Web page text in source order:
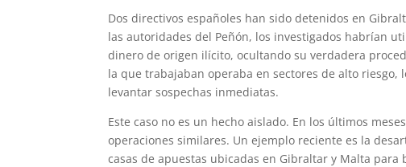
Dos directivos españoles han sido detenidos en
las autoridades del Peñón, los investigados habrían
dinero de origen ilícito, ocultando su verdadera
la que trabajaban operaba en sectores de alto
levantar sospechas inmediatas.
Este caso no es un hecho aislado. En los últimos
operaciones similares. Un ejemplo reciente es la
casas de apuestas ubicadas en Gibraltar y Malta